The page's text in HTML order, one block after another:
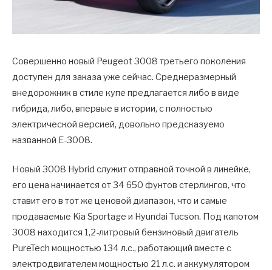
Совершенно новый Peugeot 3008 третьего поколения
доступен для заказа уже сейчас. Среднеразмерный
внедорожник в стиле купе предлагается либо в виде
гибрида, либо, впервые в истории, с полностью
электрической версией, довольно предсказуемо
названной E-3008.
Новый 3008 Hybrid служит отправной точкой в ​​линейке,
его цена начинается от 34 650 фунтов стерлингов, что
ставит его в тот же ценовой диапазон, что и самые
продаваемые Kia Sportage и Hyundai Tucson. Под капотом
3008 находится 1,2-литровый бензиновый двигатель
PureTech мощностью 134 л.с., работающий вместе с
электродвигателем мощностью 21 л.с. и аккумулятором